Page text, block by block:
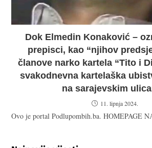
Dok Elmedin Konaković –
prepisci, kao “njihov
članove narko kartela “Tito i
svakodnevna kartelaška
na sarajevskim
11. lipnja 2024.
Ovo je portal Podlupombih.ba. HOMEPAGE